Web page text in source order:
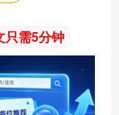
只需5分钟